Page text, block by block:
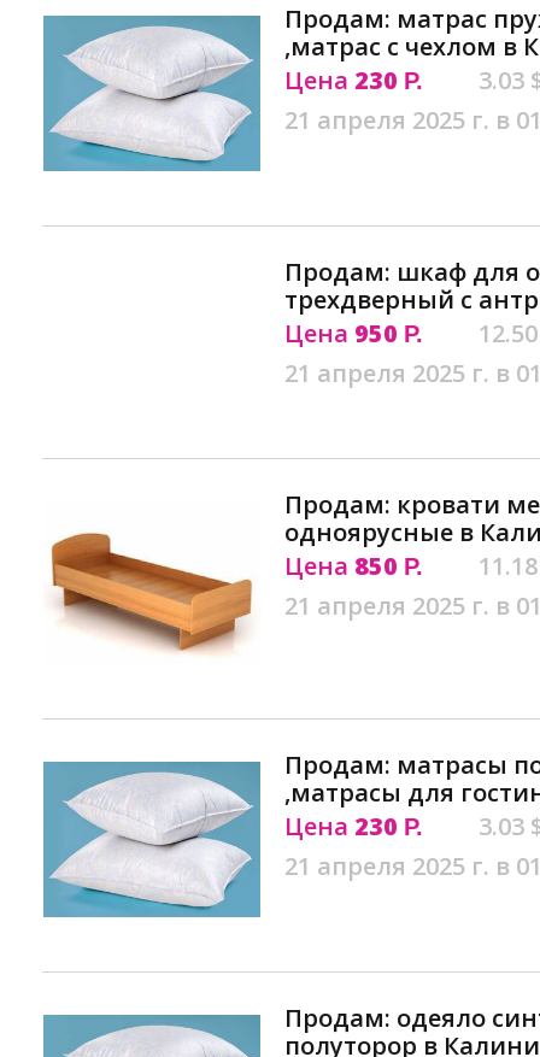
Продам: матрас
,матрас с чехлом в
Цена 230 Р.
3.03
21 апреля 2025 г. в
Продам: шкаф для
трехдверный с
Цена 950 Р.
21 апреля 2025 г. в
Продам: кровати
одноярусные в
Цена 850 Р.
21 апреля 2025 г. в
Продам: матрасы
,матрасы для
Цена 230 Р.
3.03
21 апреля 2025 г. в
Продам: одеяло
полуторор в